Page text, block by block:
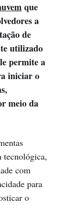
que
a
de
utilizado
permite a
iniciar o
meio da
tecnológica,
com
para
o